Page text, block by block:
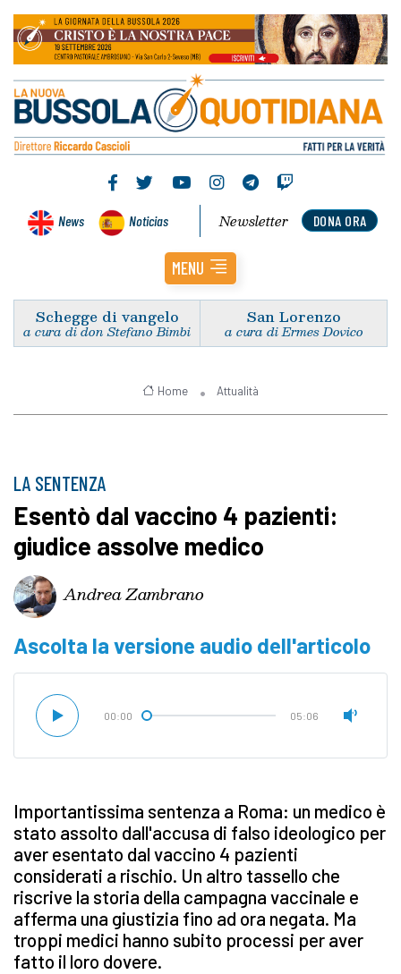
News Noticias DONA ORA
Newsletter
MENU
Schegge di vangelo
a cura di don Stefano Bimbi
San Lorenzo
a cura di Ermes Dovico
Home Attualità
LA SENTENZA
Esentò dal vaccino 4 pazienti:
giudice assolve medico
Andrea Zambrano
Ascolta la versione audio dell'articolo
00:00 05:06
Importantissima sentenza a Roma: un medico è
stato assolto dall'accusa di falso ideologico per
aver esentato dal vaccino 4 pazienti
considerati a rischio. Un altro tassello che
riscrive la storia della campagna vaccinale e
afferma una giustizia fino ad ora negata. Ma
troppi medici hanno subito processi per aver
fatto il loro dovere.